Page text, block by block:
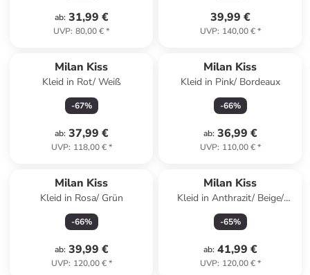
ab: 31,99 €
UVP: 80,00 €*
39,99 €
UVP: 140,00 €*
Milan Kiss
Kleid in Rot/ Weiß
-67%
ab: 37,99 €
UVP: 118,00 €*
Milan Kiss
Kleid in Pink/ Bordeaux
-66%
ab: 36,99 €
UVP: 110,00 €*
Milan Kiss
Kleid in Rosa/ Grün
-66%
ab: 39,99 €
UVP: 120,00 €*
Milan Kiss
Kleid in Anthrazit/ Beige/
Camel
-65%
ab: 41,99 €
UVP: 120,00 €*